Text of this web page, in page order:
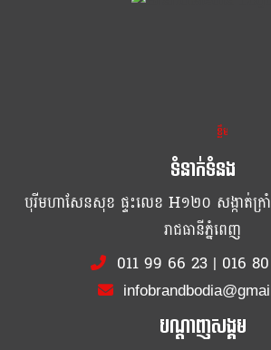
ខ្លឹម ខ្លី រហ័ស
ទំនាក់ទំនង
បុរីមហាសែនសុខ ផ្ទះលេខ H១២០ សង្កាត់ក្
រាជធានីភ្នំពេញ
011 99 66 23| 016
បណ្ដាញសង្គម